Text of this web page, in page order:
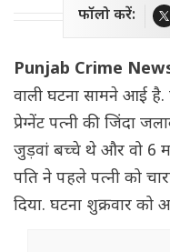
फॉलो करें:
Punjab Crime
वाली घटना सामने आई
प्रेग्नेंट पत्नी की जिंदा
जुड़वां बच्चे थे और वो 6
पति ने पहले पत्नी को
दिया. घटना शुक्रवार